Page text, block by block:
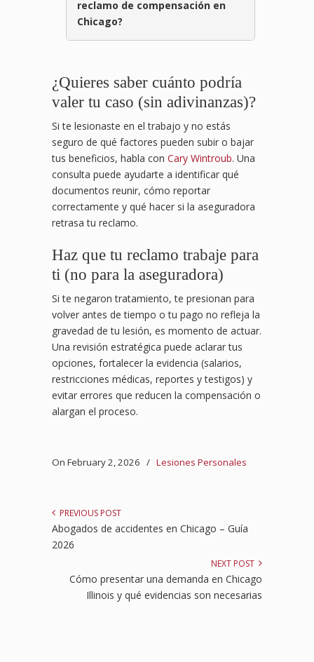
reclamo de compensación en
Chicago?
¿Quieres saber cuánto podría
valer tu caso (sin adivinanzas)?
Si te lesionaste en el trabajo y no estás
seguro de qué factores pueden subir o bajar
tus beneficios, habla con Cary Wintroub. Una
consulta puede ayudarte a identificar qué
documentos reunir, cómo reportar
correctamente y qué hacer si la aseguradora
retrasa tu reclamo.
Haz que tu reclamo trabaje para
ti (no para la aseguradora)
Si te negaron tratamiento, te presionan para
volver antes de tiempo o tu pago no refleja la
gravedad de tu lesión, es momento de actuar.
Una revisión estratégica puede aclarar tus
opciones, fortalecer la evidencia (salarios,
restricciones médicas, reportes y testigos) y
evitar errores que reducen la compensación o
alargan el proceso.
On February 2, 2026 / Lesiones Personales
PREVIOUS POST
Abogados de accidentes en Chicago – Guía
2026
NEXT POST
Cómo presentar una demanda en Chicago
Illinois y qué evidencias son necesarias